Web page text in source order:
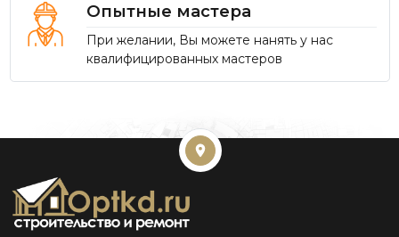
Опытные мастера
При желании, Вы можете нанять у нас
квалифицированных мастеров